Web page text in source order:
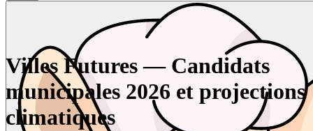
Villes Futures — Candidats
municipales 2026 et projections
climatiques